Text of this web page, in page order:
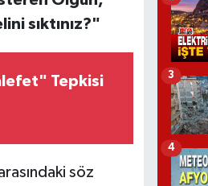
sıktınız?"
Tepkisi
söz
3
4